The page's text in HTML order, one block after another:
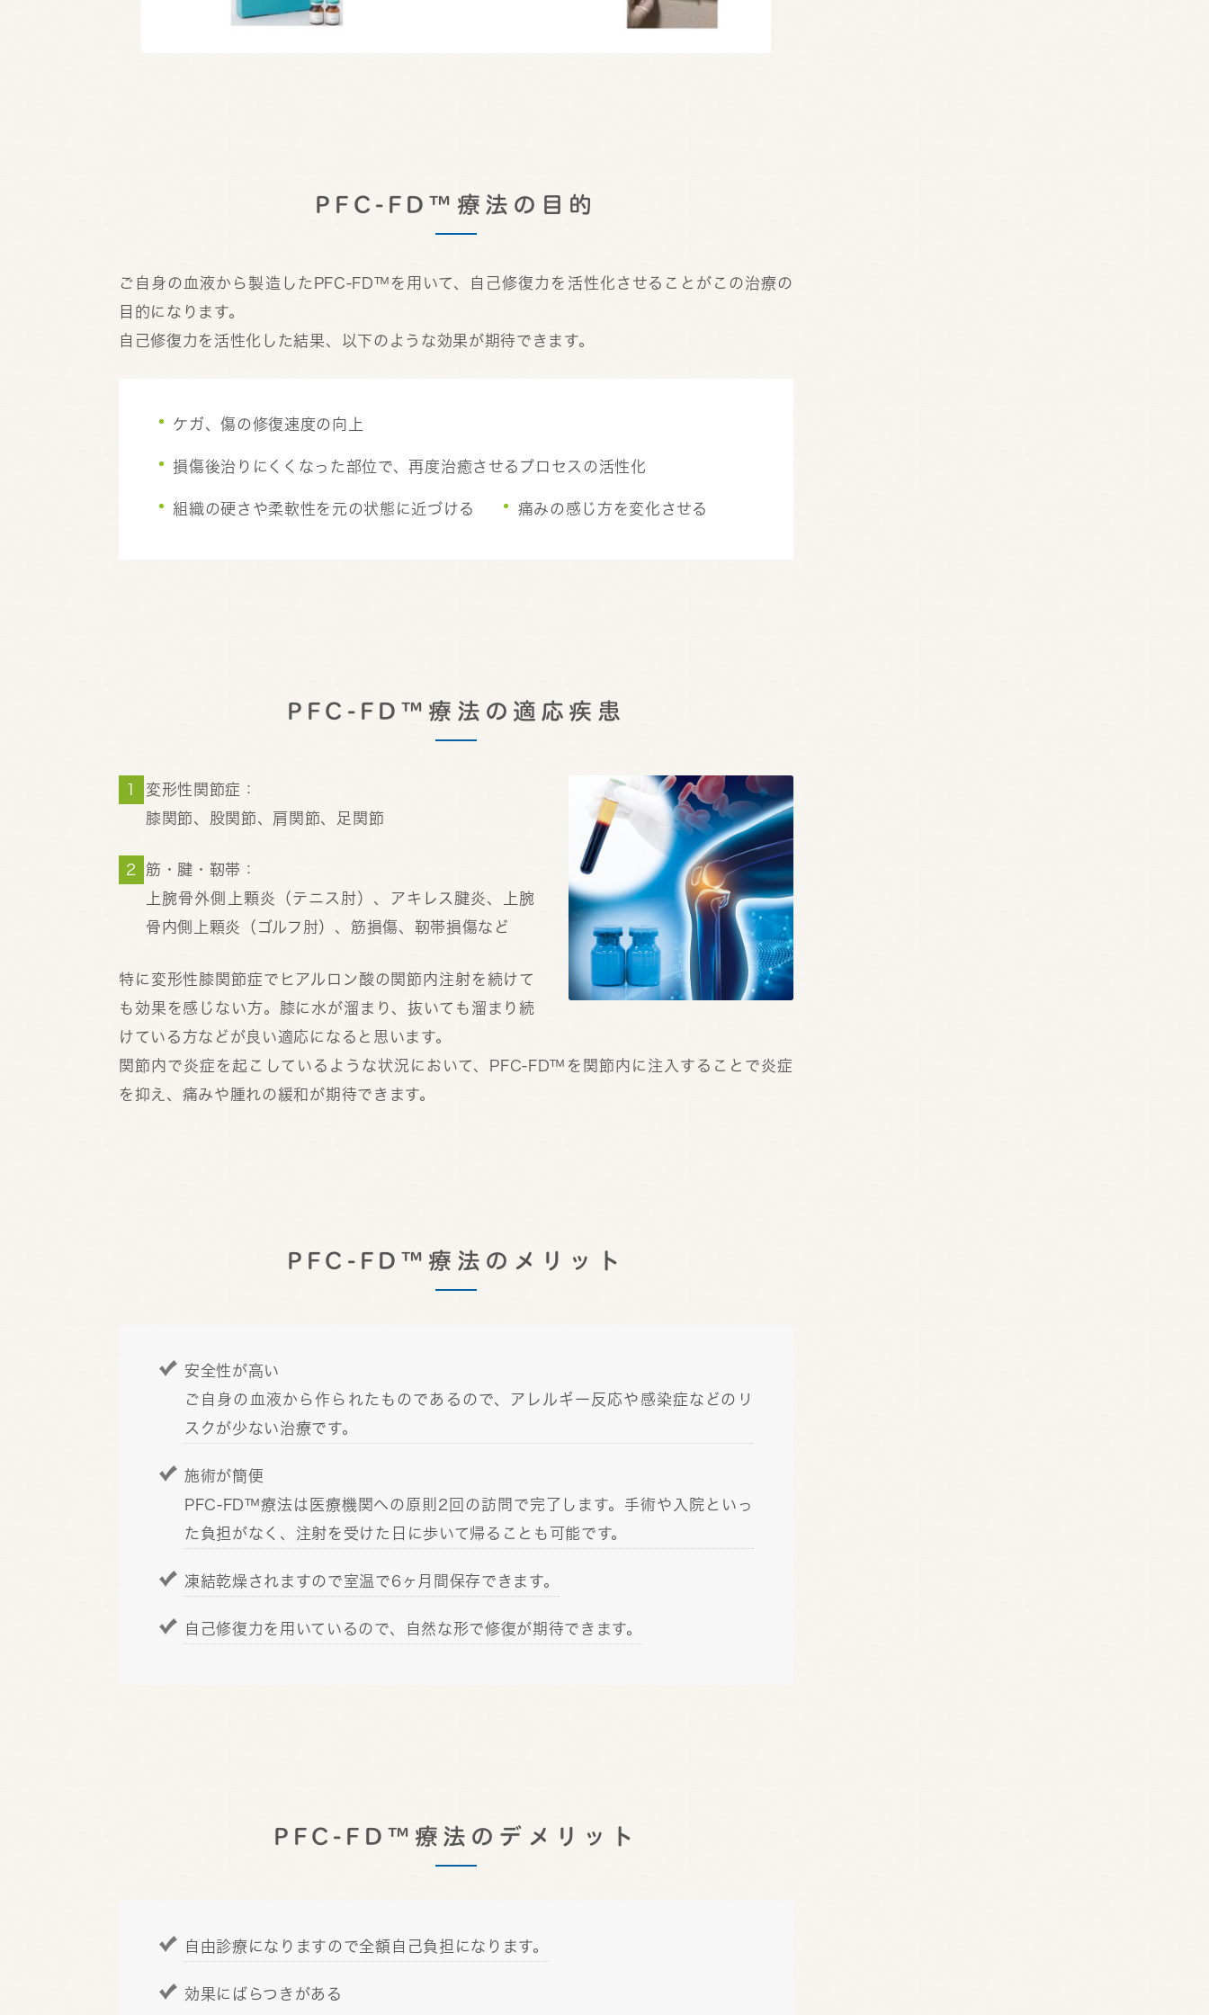
PFC-FD™療法の目的
ご自身の血液から製造したPFC-FD™を用いて、自己修復力を活性化させることがこの治療の
目的になります。
自己修復力を活性化した結果、以下のような効果が期待できます。
ケガ、傷の修復速度の向上
損傷後治りにくくなった部位で、再度治癒させるプロセスの活性化
組織の硬さや柔軟性を元の状態に近づける 痛みの感じ方を変化させる
PFC-FD™療法の適応疾患
変形性関節症：
膝関節、股関節、肩関節、足関節
筋・腱・靭帯：
上腕骨外側上顆炎（テニス肘）、アキレス腱炎、上腕
骨内側上顆炎（ゴルフ肘）、筋損傷、靭帯損傷など
特に変形性膝関節症でヒアルロン酸の関節内注射を続けて
も効果を感じない方。膝に水が溜まり、抜いても溜まり続
けている方などが良い適応になると思います。
関節内で炎症を起こしているような状況において、PFC-FD™を関節内に注入することで炎症
を抑え、痛みや腫れの緩和が期待できます。
PFC-FD™療法のメリット
安全性が高い
ご自身の血液から作られたものであるので、アレルギー反応や感染症などのリ
スクが少ない治療です。
施術が簡便
PFC-FD™療法は医療機関への原則2回の訪問で完了します。手術や入院といっ
た負担がなく、注射を受けた日に歩いて帰ることも可能です。
凍結乾燥されますので室温で6ヶ月間保存できます。
自己修復力を用いているので、自然な形で修復が期待できます。
PFC-FD™療法のデメリット
自由診療になりますので全額自己負担になります。
効果にばらつきがある